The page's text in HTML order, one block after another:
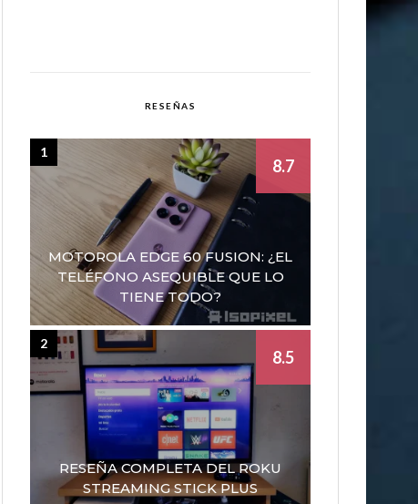
RESEÑAS
MOTOROLA EDGE 60 FUSION: ¿EL
TELÉFONO ASEQUIBLE QUE LO
TIENE TODO?
8.7
1
RESEÑA COMPLETA DEL ROKU
STREAMING STICK PLUS
8.5
2